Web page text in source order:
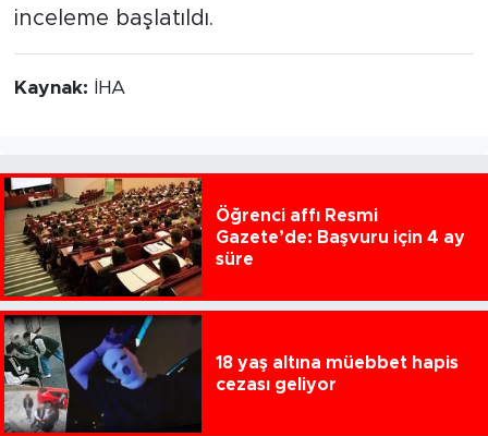
inceleme başlatıldı.
Kaynak: İHA
Öğrenci affı Resmi
Gazete’de: Başvuru için 4 ay
süre
18 yaş altına müebbet hapis
cezası geliyor